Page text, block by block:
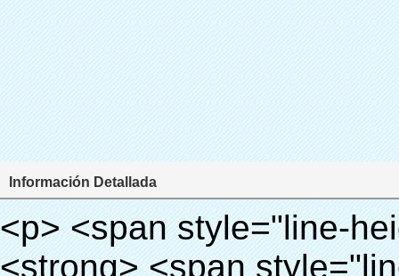
Información Detallada
<p> <span style="line-height: 24px; font-size: 16px;"> <strong> <span style="line-height: 27px; font-family: Arial;"> <span style="line-height: 24px;"> Nombre del producto: automático máquina de la cubierta </span> </span> </strong> </span> </p> <p> <span style="line-height: 24px; font-size: 16px;"> <strong> </strong> <strong> <span style="line-height: 24px; font-family: Arial;"> Modelo no.: XT-46B (i) </span> </strong> </span> </p> <p>&nbsp;&nbsp;</p> <div id="ali-anchor-AliPostDhMb-e46fe" style="padding-top: 8px; background-color: #f5f5f5;" data-section="AliPostDhMb-e46fe" data-section-title="Product Uses"> <div id="ali-title-AliPostDhMb-e46fe" style="padding: 8px 0px; border-bottom-style: solid;"> <span style="background-color: #ddd; color: #333; font-weight: bold; padding: 8px 10px; line-height: 12px;"> Producto utiliza </span> </div> <div style="padding: 10px 0px;"> <p>&nbsp;<img src="http://i03.i.aliimg.com/simg/single/icon/placeholder_100x100.png" data-src="http://g01.s.alicdn.com/kf/HTB1PdJsIVXXXXXwXFXXq6xXFXXXp/200852200/HTB1PdJsIVXXXXXwXFXXq6xXFXXXp.jpg" data-alt="2015 nueva automático máquina cubierta de la zapata para médica" width="700" ori-width="800" ori-height="922" /> <noscript><img src="http://g01.s.alicdn.com/kf/HTB1PdJsIVXXXXXwXFXXq6xXFXXXp/200852200/HTB1PdJsIVXXXXXwXFXXq6xXFXXXp.jpg" alt="2015 nueva automático máquina cubierta de la zapata para médica" width="700" ori-width="800" ori-height="922"></noscript> </p> <p>&nbsp;</p> <p><img src="http://i03.i.aliimg.com/simg/single/icon/placeholder_100x100.png" data-src="http://g03.s.alicdn.com/kf/HTB1dGKSHVXXXXX5XXXXq6xXFXXXf/200852200/HTB1dGKSHVXXXXX5XXXXq6xXFXXXf.jpg" width="700" /> <noscript><img src="http://g03.s.alicdn.com/kf/HTB1dGKSHVXXXXX5XXXXq6xXFXXXf/200852200/HTB1dGKSHVXXXXX5XXXXq6xXFXXXf.jpg" width="700"></noscript> </p> </div> </div> <p>&nbsp;</p> <p>&nbsp;</p> <div id="ali-anchor-AliPostDhMb-te3xv" style="padding-top: 8px;" data-section="AliPostDhMb-te3xv" data-section-title="Technology"> <div id="ali-title-AliPostDhMb-te3xv" style="padding: 8px 0px; border-bottom-style: solid;"> <span style="background-color: #ddd; color: #333; font-weight: bold; padding: 8px 10px; line-height: 12px;"> Tecnología </span> </div> <div style="padding: 10px 0px;"> <p>&nbsp; <span style="line-height: normal; font-size: 14px; font-family: Arial;"> Esta máquina de la cubierta automática utiliza el principio de que <span style="line-height: 21px; color: #0000ff;"> <strong> <span style="line-height: 21px; color: #99cc00;"> <em> T </em> </span> </strong> </span> </span> <strong> <span style="line-height: 21px; color: #99cc00;"> <em> <span style="line-height: normal; font-family: Arial;"> Hermo film retráctil se reducirá en </span> </em> </span> </strong> </p> <p> <span style="line-height: 21px; font-size: 14px;"> <strong> <em> <span style="line-height: normal; font-family: Arial; color: #99cc00;"> Temperatura adecuada </span> </em> </strong> <span style="line-height: normal; font-family: Arial;"> <strong> <em> <span style="line-height: 21px; color: #99cc00;"> . </span> </em> </strong> Tecnología diferente de otros cubierta del zapato </span> <span style="line-height: normal; font-family: Arial;"> Máquina </span> <span style="line-height: normal; font-family: Arial;"> . </span> </span> </p> <p> <span style="line-height: 21px; font-size: 14px;"> <span style="line-height: normal; font-family: Arial;"> Puede <span style="line-height: 21px; color: #0000ff;"> </span> </span> <em> <span style="line-height: normal; font-weight: bold; font-family: Arial; color: #99cc00;"> Automáticamente </span> </em> <span style="line-height: normal; font-family: Arial;"> <em> <span style="line-height: 21px; color: #99cc00;"> </span> </em> Salidas y corta la película de PVC y </span> <em> <span style="line-height: normal; font-weight: bold; font-family: Arial; color: #99cc00;"> Proporcionar aire caliente. </span> </em> </span> </p> <p><br> <strong> <span style="line-height: 21px; font-size: 14px;"> <span style="line-height: normal; font-family: Arial;"> Que </span> <span style="line-height: 18px;"> <span style="line-height: normal; font-family: Arial;"> Sólo toma tres </span> </span> <span style="line-height: normal; font-family: Arial;"> Segundos para hacer que el PVC película en zapatos cubierta del zapato